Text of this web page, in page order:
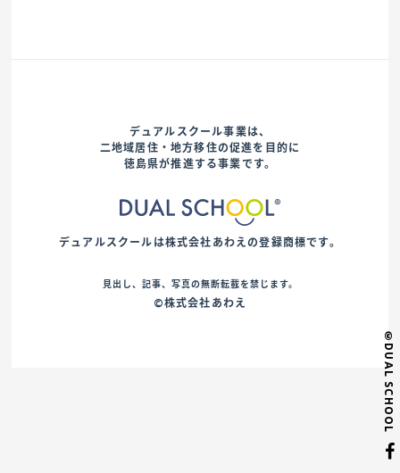
©DUAL SCHOOL
デュアルスクール事業は、
二地域居住・地方移住の促進を目的に
徳島県が推進する事業です。
デュアルスクールは株式会社あわえの登録商標です。
見出し、記事、写真の無断転載を禁じます。
©株式会社あわえ